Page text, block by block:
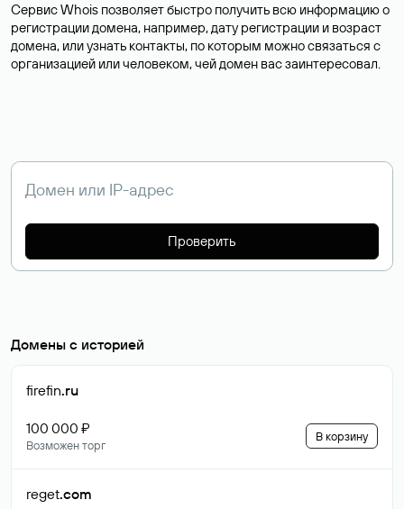
Сервис Whois позволяет быстро получить всю информацию о
регистрации домена, например, дату регистрации и возраст
домена, или узнать контакты, по которым можно связаться с
организацией или человеком, чей домен вас заинтересовал.
Проверить
Домены с историей
firefin.ru
100 000 ₽
Возможен торг
В корзину
reget.com